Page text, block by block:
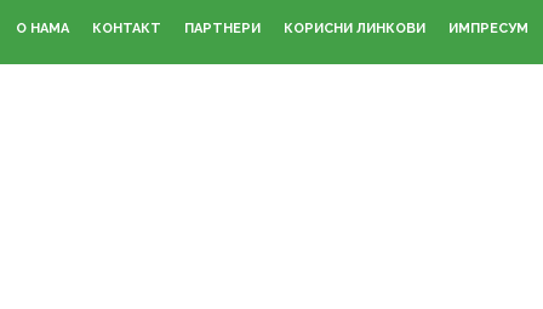
О НАМА КОНТАКТ ПАРТНЕРИ КОРИСНИ ЛИНКОВИ ИМПРЕСУМ